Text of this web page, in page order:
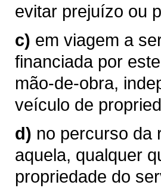
evitar prejuízo ou
c) em viagem a
financiada por
mão-de-obra,
veículo de
d) no percurso da
aquela, qualquer
propriedade do